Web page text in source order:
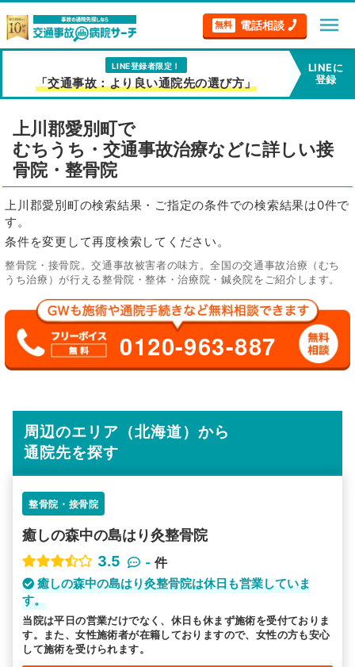
無料 電話相談 menu
LINE登録者限定！
「交通事故：より良い通院先の選び方」
LINEに
登録
上川郡愛別町で
むちうち・交通事故治療などに詳しい接
骨院・整骨院
上川郡愛別町の検索結果・ご指定の条件での検索結果は0件で
す。
条件を変更して再度検索してください。
整骨院・接骨院。交通事故被害者の味方。全国の交通事故治療（むち
うち治療）が行える整骨院・整体・治療院・鍼灸院をご紹介します。
0120-963-887
周辺のエリア（北海道）から
通院先を探す
整骨院・接骨院
癒しの森中の島はり灸整骨院
3.5
- 件
癒しの森中の島はり灸整骨院は休日も営業していま
す。
当院は平日の営業だけでなく、休日も休まず施術を受付ておりま
す。また、女性施術者が在籍しておりますので、女性の方も安心
して施術を受けられます。